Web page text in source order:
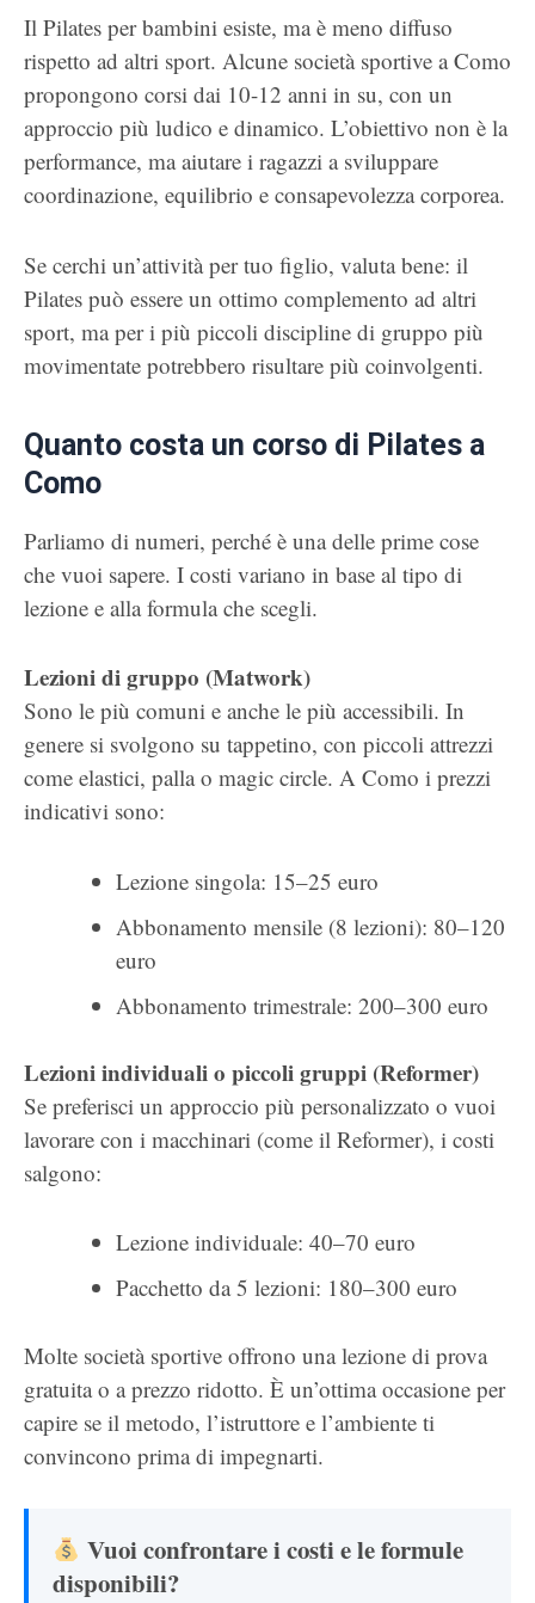
Il Pilates per bambini esiste, ma è meno diffuso
rispetto ad altri sport. Alcune società sportive a Como
propongono corsi dai 10-12 anni in su, con un
approccio più ludico e dinamico. L’obiettivo non è la
performance, ma aiutare i ragazzi a sviluppare
coordinazione, equilibrio e consapevolezza corporea.
Se cerchi un’attività per tuo figlio, valuta bene: il
Pilates può essere un ottimo complemento ad altri
sport, ma per i più piccoli discipline di gruppo più
movimentate potrebbero risultare più coinvolgenti.
Quanto costa un corso di Pilates a
Como
Parliamo di numeri, perché è una delle prime cose
che vuoi sapere. I costi variano in base al tipo di
lezione e alla formula che scegli.
Lezioni di gruppo (Matwork)
Sono le più comuni e anche le più accessibili. In
genere si svolgono su tappetino, con piccoli attrezzi
come elastici, palla o magic circle. A Como i prezzi
indicativi sono:
Lezione singola: 15–25 euro
Abbonamento mensile (8 lezioni): 80–120
euro
Abbonamento trimestrale: 200–300 euro
Lezioni individuali o piccoli gruppi (Reformer)
Se preferisci un approccio più personalizzato o vuoi
lavorare con i macchinari (come il Reformer), i costi
salgono:
Lezione individuale: 40–70 euro
Pacchetto da 5 lezioni: 180–300 euro
Molte società sportive offrono una lezione di prova
gratuita o a prezzo ridotto. È un’ottima occasione per
capire se il metodo, l’istruttore e l’ambiente ti
convincono prima di impegnarti.
Vuoi confrontare i costi e le formule
disponibili?